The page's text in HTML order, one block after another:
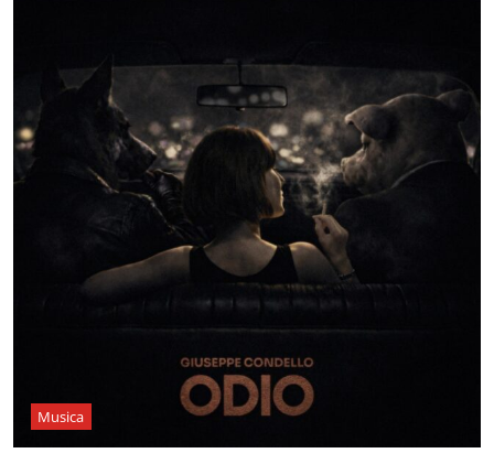
Musica